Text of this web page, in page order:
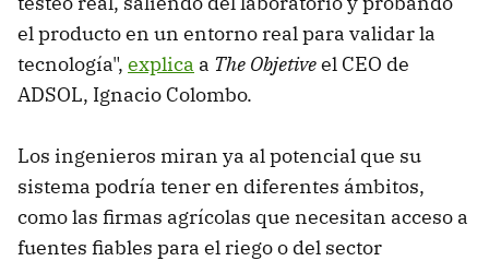
el producto en un entorno real para validar la
tecnología", explica a The Objetiveel CEO de
ADSOL, Ignacio Colombo.
Los ingenieros miran ya al potencial que su
sistema podría tener en diferentes ámbitos,
como las firmas agrícolas que necesitan acceso a
fuentes fiables para el riego o del sector